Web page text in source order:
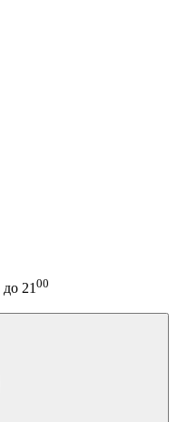
до 21 00